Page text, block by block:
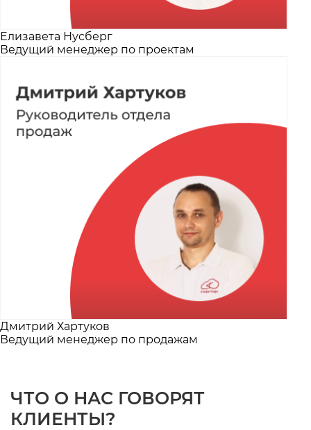
Елизавета Нусберг
Ведущий менеджер по проектам
Дмитрий Хартуков
Ведущий менеджер по продажам
ЧТО О НАС ГОВОРЯТ
КЛИЕНТЫ?